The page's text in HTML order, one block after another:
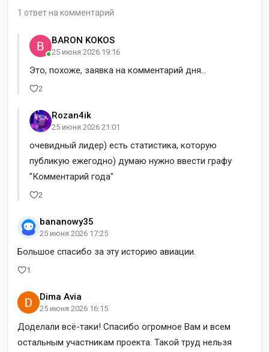
1 ответ на комментарий
BARON KOKOS
25 июня 2026 19:16
Это, похоже, заявка на комментарий дня...
2
Rozan4ik
25 июня 2026 21:01
очевидный лидер) есть статистика, которую
публикую ежегодно) думаю нужно ввести графу
"Комментарий года"
2
bananowy35
25 июня 2026 17:25
Большое спасибо за эту историю авиации.
1
Dima Avia
25 июня 2026 16:15
Доделали всё-таки! Спасибо огромное Вам и всем
остальным участникам проекта. Такой труд нельзя